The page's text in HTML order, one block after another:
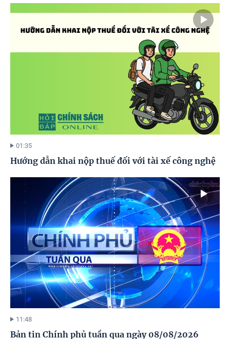
01:35
Hướng dẫn khai nộp thuế đối với tài xế công nghệ
11:48
Bản tin Chính phủ tuần qua ngày 08/08/2026